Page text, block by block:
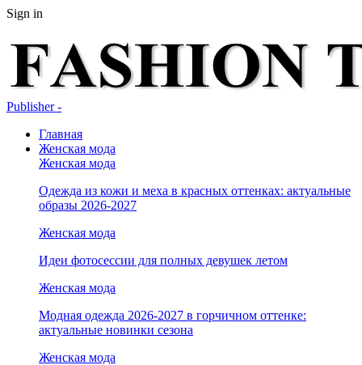
Sign in
Publisher -
Главная
Женская мода
Женская мода
Одежда из кожи и меха в красных оттенках: актуальные
образы 2026-2027
Женская мода
Идеи фотосессии для полных девушек летом
Женская мода
Модная одежда 2026-2027 в горчичном оттенке:
актуальные новинки сезона
Женская мода